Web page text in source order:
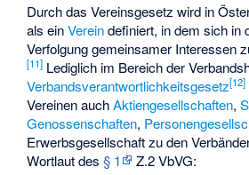
Durch das Vereinsgesetz wird in
als einVereindefiniert, in dem sich in
Verfolgung gemeinsamer Interessen
[11] Lediglich im Bereich der
Verbandsverantwortlichkeitsgesetz[12]
Vereinen auchAktiengesellschaften,
Genossenschaften,
Erwerbsgesellschaftzu den
Wortlaut des§ 1
Z.2 VbVG: